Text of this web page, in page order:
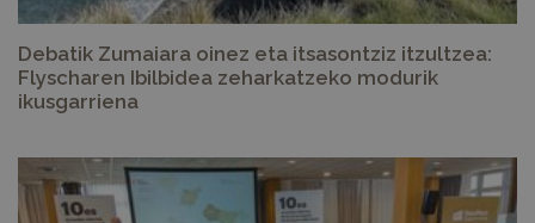
Debatik Zumaiara oinez eta itsasontziz itzultzea:
Flyscharen Ibilbidea zeharkatzeko modurik
ikusgarriena